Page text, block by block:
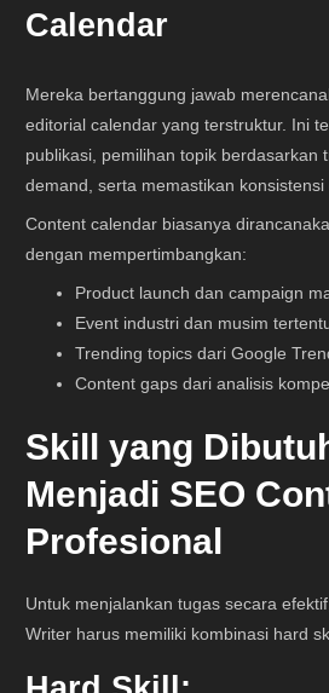
Calendar
Mereka bertanggung jawab
editorial calendar yang terstruktur. Ini
publikasi, pemilihan topik berdasarkan
demand, serta memastikan
Content calendar biasanya
dengan mempertimbangkan:
Product launch dan campaign
Event industri dan musim
Trending topics dari Google
Content gaps dari analisis
Skill yang
Menjadi SEO
Profesional
Untuk menjalankan tugas secara
Writer harus memiliki kombinasi hard